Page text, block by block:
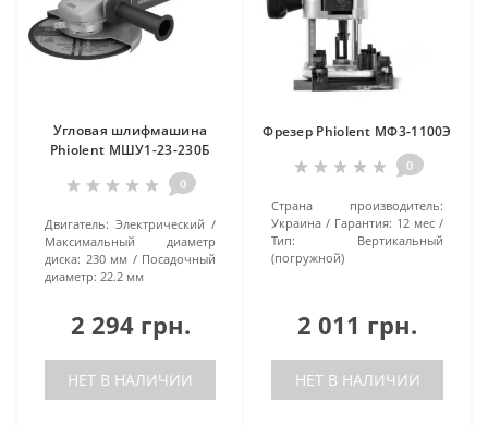
Угловая шлифмашина
Phiolent МШУ1-23-230Б
0
Двигатель: Электрический
Максимальный диаметр
диска: 230 мм
Посадочный
диаметр: 22.2 мм
2 294 грн.
НЕТ В НАЛИЧИИ
Фрезер Phiolent МФ3-1100Э
0
Страна производитель:
Украина
Гарантия: 12 мес
Тип:
Вертикальный
(погружной)
2 011 грн.
НЕТ В НАЛИЧИИ